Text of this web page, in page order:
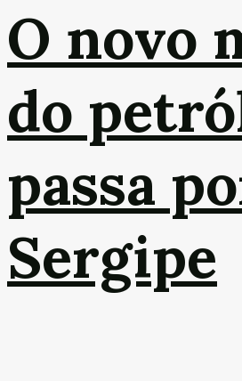
O novo
do
passa
Sergipe